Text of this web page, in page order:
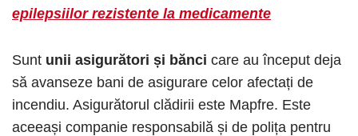
epilepsiilor rezistente la medicamente
Sunt unii asigurători și bănci care au început deja
să avanseze bani de asigurare celor afectați de
incendiu. Asigurătorul clădirii este Mapfre. Este
aceeași companie responsabilă și de polița pentru